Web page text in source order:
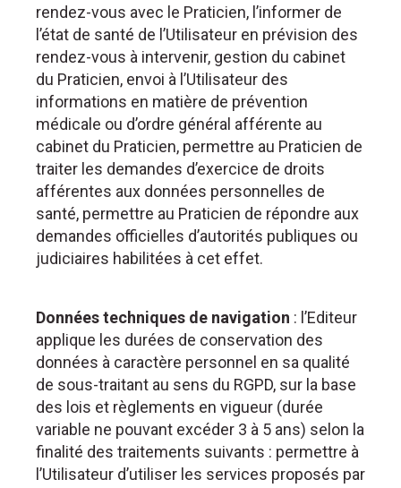
rendez-vous avec le Praticien, l’informer de
l’état de santé de l’Utilisateur en prévision des
rendez-vous à intervenir, gestion du cabinet
du Praticien, envoi à l’Utilisateur des
informations en matière de prévention
médicale ou d’ordre général afférente au
cabinet du Praticien, permettre au Praticien de
traiter les demandes d’exercice de droits
afférentes aux données personnelles de
santé, permettre au Praticien de répondre aux
demandes officielles d’autorités publiques ou
judiciaires habilitées à cet effet.
Données techniques de navigation : l’Editeur
applique les durées de conservation des
données à caractère personnel en sa qualité
de sous-traitant au sens du RGPD, sur la base
des lois et règlements en vigueur (durée
variable ne pouvant excéder 3 à 5 ans) selon la
finalité des traitements suivants : permettre à
l’Utilisateur d’utiliser les services proposés par